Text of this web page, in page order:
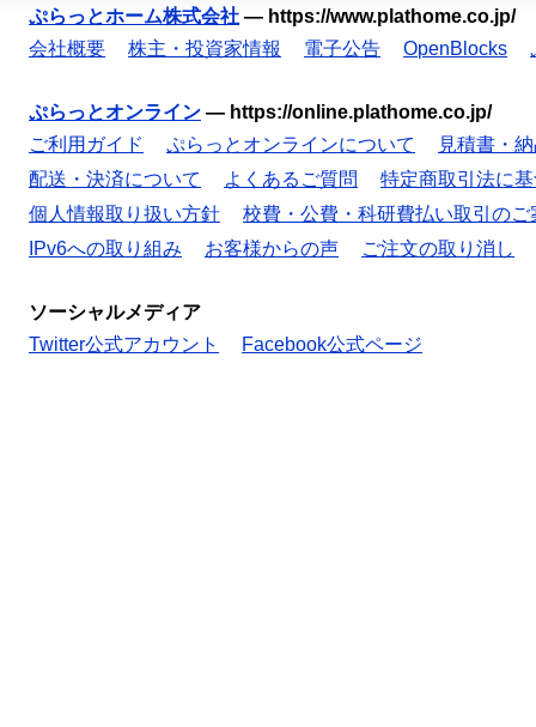
ぷらっとホーム株式会社 — https://www.plathome.co.jp/
会社概要
株主・投資家情報 電子公告 OpenBlocks
ぷらっとオンライン — https://online.plathome.co.jp/
ご利用ガイド
ぷらっとオンラインについて
見積書・
配送・決済について
よくあるご質問
特定商取引法に
個人情報取り扱い方針
校費・公費・科研費払い取引のご
IPv6への取り組み
お客様からの声 ご注文の取り消し
ソーシャルメディア
Twitter公式アカウント
Facebook公式ページ